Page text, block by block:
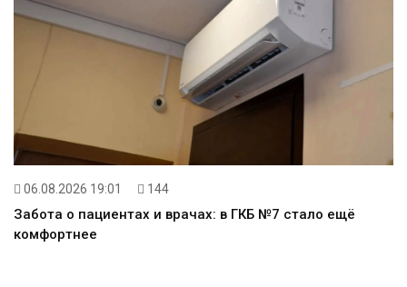
06.08.2026 19:01 144
Забота о пациентах и врачах: в ГКБ №7 стало ещё
комфортнее